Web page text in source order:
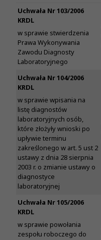
Uchwała Nr 103/2006
KRDL
w sprawie stwierdzenia
Prawa Wykonywania
Zawodu Diagnosty
Laboratoryjnego
Uchwała Nr 104/2006
KRDL
w sprawie wpisania na
listę diagnostów
laboratoryjnych osób,
które złożyły wnioski po
upływie terminu
zakreślonego w art. 5 ust 2
ustawy z dnia 28 sierpnia
2003 r. o zmianie ustawy o
diagnostyce
laboratoryjnej
Uchwała Nr 105/2006
KRDL
w sprawie powołania
zespołu roboczego do